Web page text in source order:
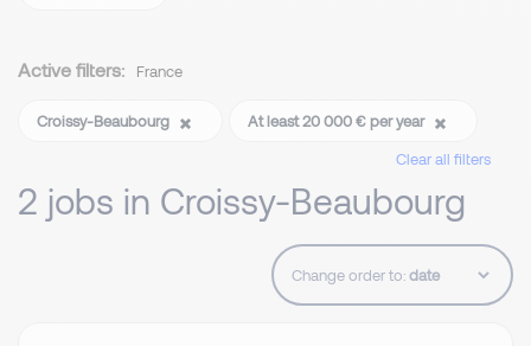
Active filters: France
Croissy-Beaubourg
At least 20 000 € per year
Clear all filters
2 jobs in Croissy-Beaubourg
Change order to: